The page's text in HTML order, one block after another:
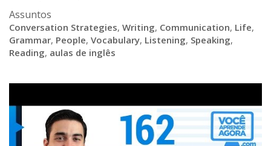
Assuntos
Conversation Strategies, Writing, Communication, Life,
Grammar, People, Vocabulary, Listening, Speaking,
Reading, aulas de inglês